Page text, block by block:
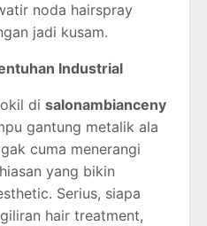
noda hairspray
jadi kusam.
Industrial
di salonambianceny
gantung metalik ala
cuma menerangi
yang bikin
Serius, siapa
hair treatment,